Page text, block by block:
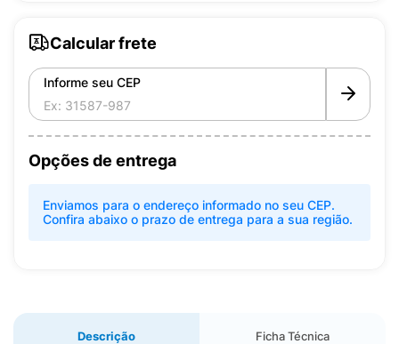
Calcular frete
Informe seu CEP
Opções de entrega
Enviamos para o endereço informado no seu CEP.
Confira abaixo o prazo de entrega para a sua região.
Descrição Ficha Técnica